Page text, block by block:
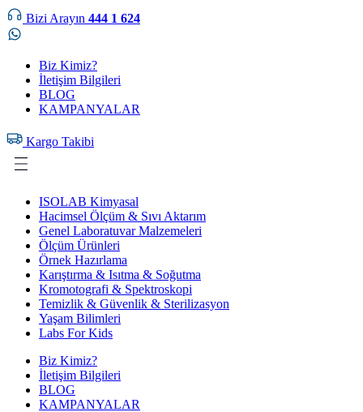
Bizi Arayın 444 1 624
Biz Kimiz?
İletişim Bilgileri
BLOG
KAMPANYALAR
Kargo Takibi
ISOLAB Kimyasal
Hacimsel Ölçüm & Sıvı Aktarım
Genel Laboratuvar Malzemeleri
Ölçüm Ürünleri
Örnek Hazırlama
Karıştırma & Isıtma & Soğutma
Kromotografi & Spektroskopi
Temizlik & Güvenlik & Sterilizasyon
Yaşam Bilimleri
Labs For Kids
Biz Kimiz?
İletişim Bilgileri
BLOG
KAMPANYALAR